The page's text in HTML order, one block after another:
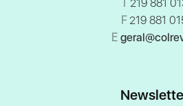
T219 881
F219 881
E